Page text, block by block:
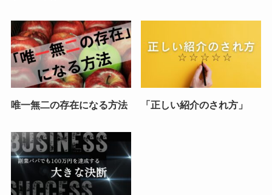
唯一無二の存在になる方法 「正しい紹介のされ方」